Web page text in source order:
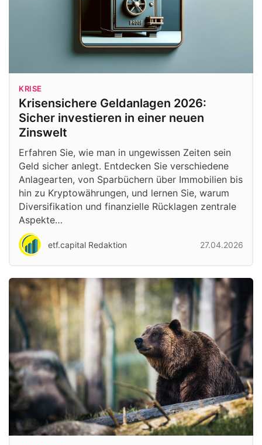
KRISE
Krisensichere Geldanlagen 2026:
Sicher investieren in einer neuen
Zinswelt
Erfahren Sie, wie man in ungewissen Zeiten sein
Geld sicher anlegt. Entdecken Sie verschiedene
Anlagearten, von Sparbüchern über Immobilien bis
hin zu Kryptowährungen, und lernen Sie, warum
Diversifikation und finanzielle Rücklagen zentrale
Aspekte…
etf.capital Redaktion 27.04.2026